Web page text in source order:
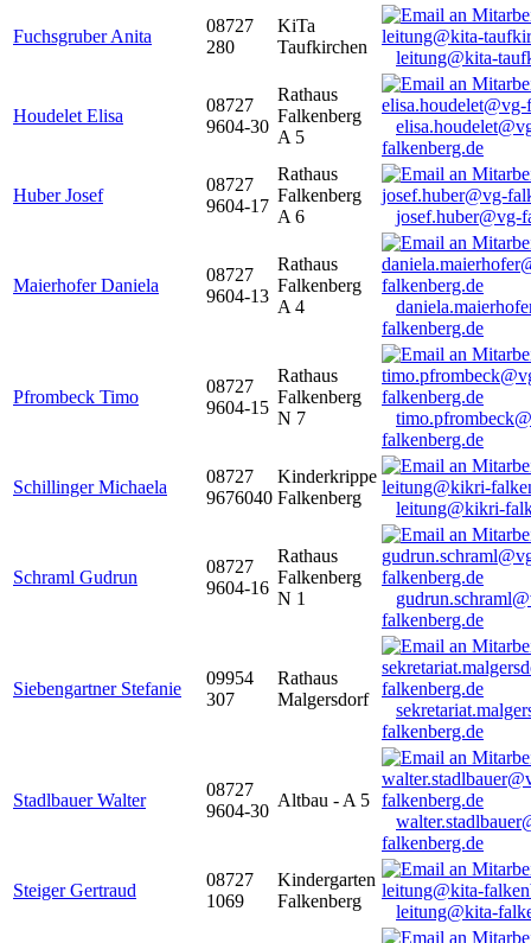
Fuchsgruber Anita
08727
280
KiTa
Taufkirchen
leitung@kita-
Houdelet Elisa
08727
9604-30
Rathaus
Falkenberg
A 5
falkenberg.de
Huber Josef
08727
9604-17
Rathaus
Falkenberg
A 6
josef.huber@vg-
Maierhofer Daniela
08727
9604-13
Rathaus
Falkenberg
A 4
falkenberg.de
Pfrombeck Timo
08727
9604-15
Rathaus
Falkenberg
N 7
falkenberg.de
Schillinger Michaela
08727
9676040
Kinderkrippe
Falkenberg
leitung@kikri-
Schraml Gudrun
08727
9604-16
Rathaus
Falkenberg
N 1
falkenberg.de
Siebengartner Stefanie
09954
307
Rathaus
Malgersdorf
falkenberg.de
Stadlbauer Walter
08727
9604-30
Altbau - A 5
falkenberg.de
Steiger Gertraud
08727
1069
Kindergarten
Falkenberg
leitung@kita-